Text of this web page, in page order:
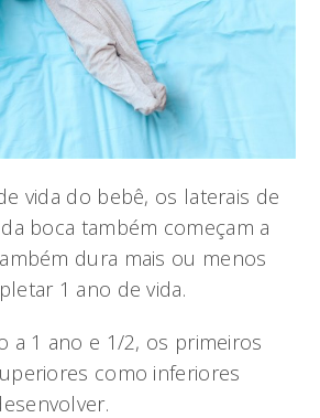
vida do bebê, os laterais de
boca também começam a
dura mais ou menos
1 ano de vida.
a 1 ano e 1/2, os primeiros
como inferiores